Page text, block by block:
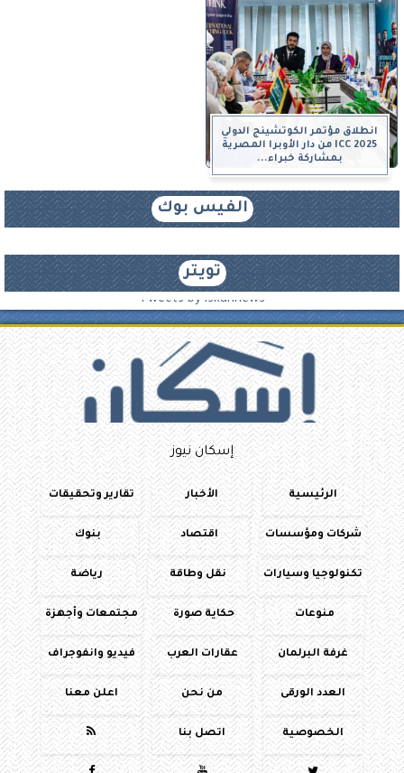
انطلاق مؤتمر الكوتشينج الدولي
ICC 2025 من دار الأوبرا المصرية
بمشاركة خبراء...
الفيس بوك
تويتر
Tweets by iskannews
إسكان نيوز
الرئيسية الأخبار تقارير وتحقيقات
شركات ومؤسسات اقتصاد بنوك
تكنولوجيا وسيارات نقل وطاقة رياضة
منوعات حكاية صورة مجتمعات وأجهزة
غرفة البرلمان عقارات العرب فيديو وانفوجراف
العدد الورقى من نحن اعلن معنا
الخصوصية اتصل بنا 